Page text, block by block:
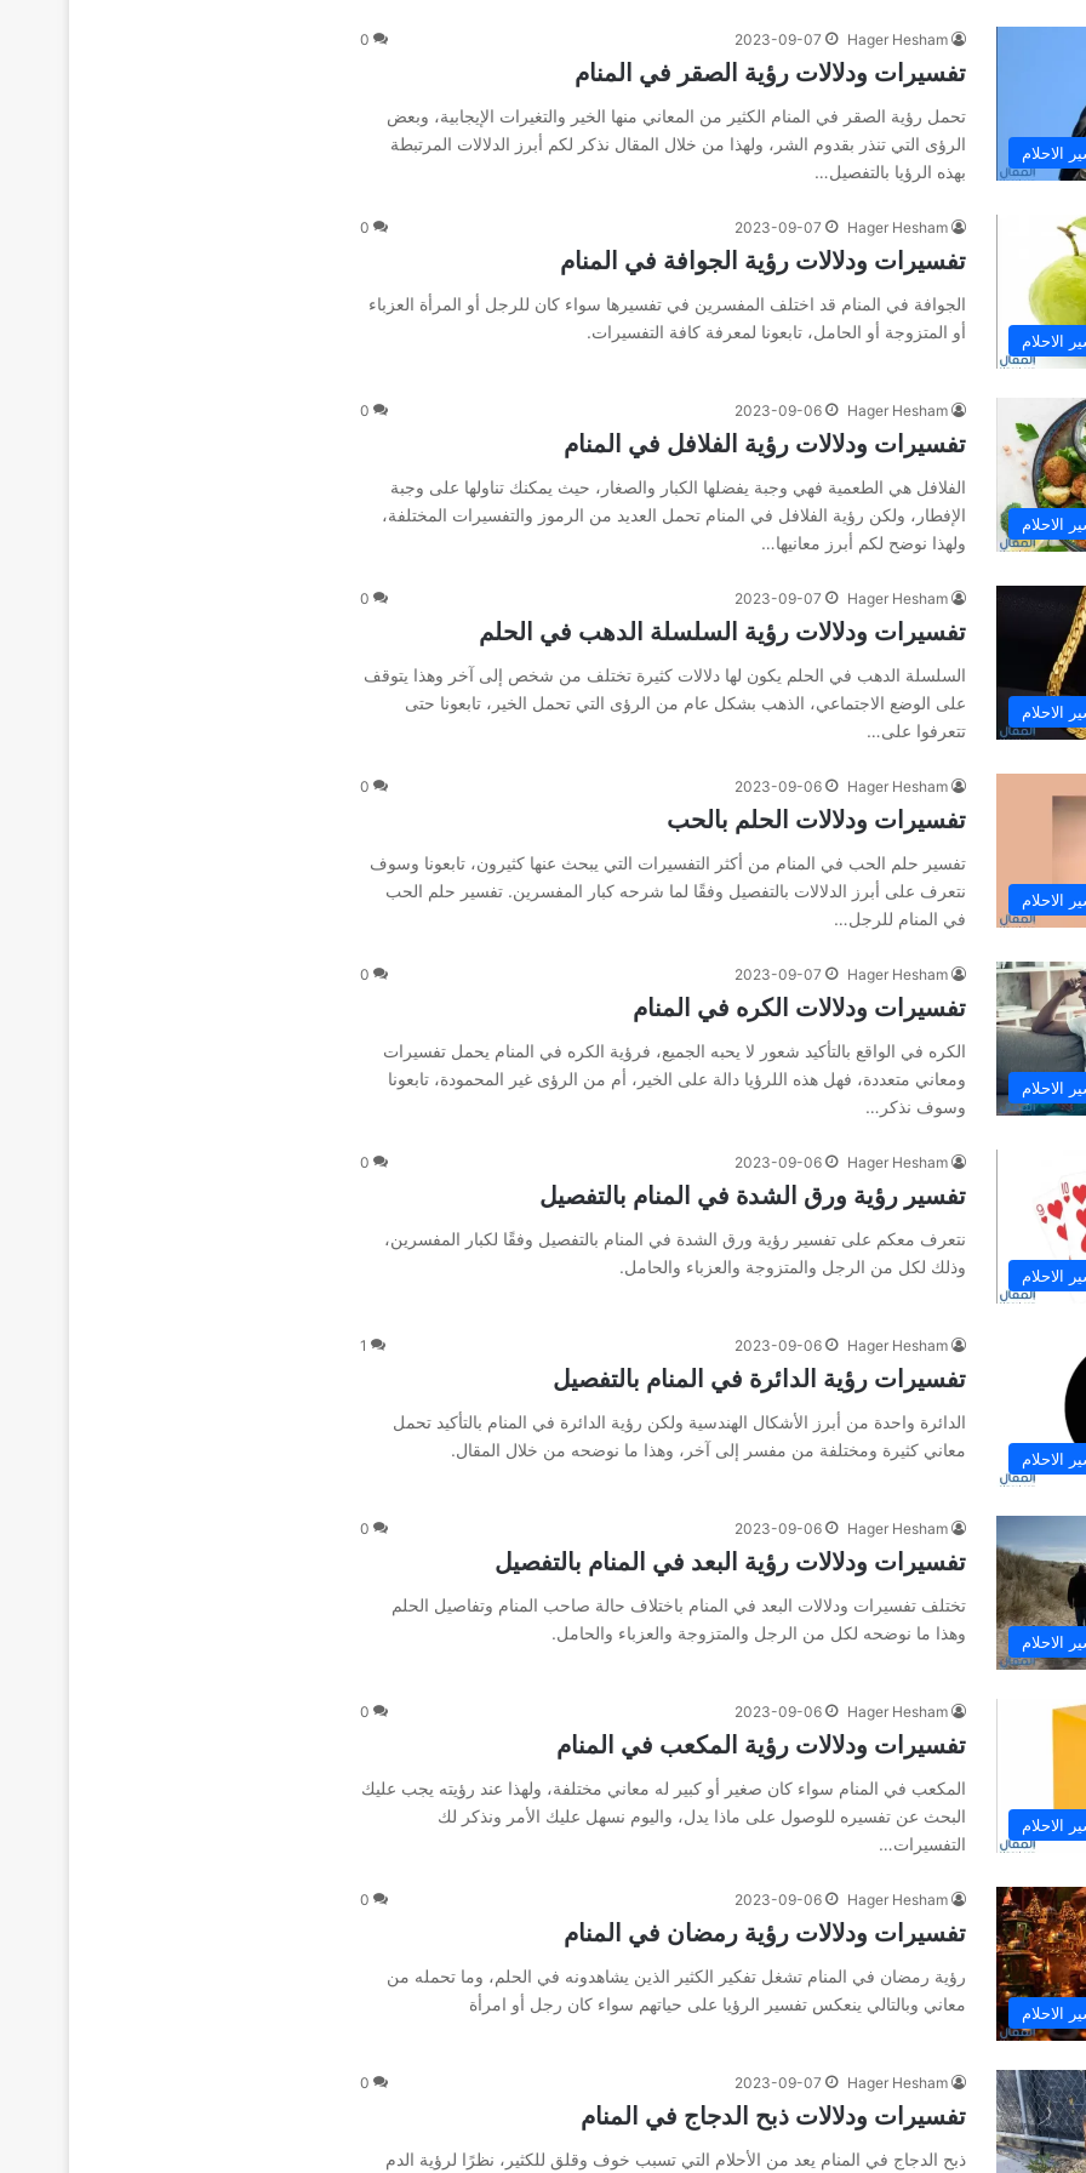
الاحلام
Hager Hesham
2023-09-07
0
تفسيرات ودلالات رؤية الصقر في المنام
تحمل رؤية الصقر في المنام الكثير من المعاني منها الخير والتغيرات الإيجابية، وبعض
الرؤى التي تنذر بقدوم الشر، ولهذا من خلال المقال نذكر لكم أبرز الدلالات المرتبطة
بهذه الرؤيا بالتفصيل…
الاحلام
Hager Hesham
2023-09-07
0
تفسيرات ودلالات رؤية الجوافة في المنام
الجوافة في المنام قد اختلف المفسرين في تفسيرها سواء كان للرجل أو المرأة العزباء
أو المتزوجة أو الحامل، تابعونا لمعرفة كافة التفسيرات.
الاحلام
Hager Hesham
2023-09-06
0
تفسيرات ودلالات رؤية الفلافل في المنام
الفلافل هي الطعمية فهي وجبة يفضلها الكبار والصغار، حيث يمكنك تناولها على وجبة
الإفطار، ولكن رؤية الفلافل في المنام تحمل العديد من الرموز والتفسيرات المختلفة،
ولهذا نوضح لكم أبرز معانيها…
الاحلام
Hager Hesham
2023-09-07
0
تفسيرات ودلالات رؤية السلسلة الدهب في الحلم
السلسلة الدهب في الحلم يكون لها دلالات كثيرة تختلف من شخص إلى آخر وهذا يتوقف
على الوضع الاجتماعي، الذهب بشكل عام من الرؤى التي تحمل الخير، تابعونا حتى
تتعرفوا على…
الاحلام
Hager Hesham
2023-09-06
0
تفسيرات ودلالات الحلم بالحب
تفسير حلم الحب في المنام من أكثر التفسيرات التي يبحث عنها كثيرون، تابعونا وسوف
نتعرف على أبرز الدلالات بالتفصيل وفقًا لما شرحه كبار المفسرين. تفسير حلم الحب
في المنام للرجل…
الاحلام
Hager Hesham
2023-09-07
0
تفسيرات ودلالات الكره في المنام
الكره في الواقع بالتأكيد شعور لا يحبه الجميع، فرؤية الكره في المنام يحمل تفسيرات
ومعاني متعددة، فهل هذه اللرؤيا دالة على الخير، أم من الرؤى غير المحمودة، تابعونا
وسوف نذكر…
الاحلام
Hager Hesham
2023-09-06
0
تفسير رؤية ورق الشدة في المنام بالتفصيل
نتعرف معكم على تفسير رؤية ورق الشدة في المنام بالتفصيل وفقًا لكبار المفسرين،
وذلك لكل من الرجل والمتزوجة والعزباء والحامل.
الاحلام
Hager Hesham
2023-09-06
1
تفسيرات رؤية الدائرة في المنام بالتفصيل
الدائرة واحدة من أبرز الأشكال الهندسية ولكن رؤية الدائرة في المنام بالتأكيد تحمل
معاني كثيرة ومختلفة من مفسر إلى آخر، وهذا ما نوضحه من خلال المقال.
الاحلام
Hager Hesham
2023-09-06
0
تفسيرات ودلالات رؤية البعد في المنام بالتفصيل
تختلف تفسيرات ودلالات البعد في المنام باختلاف حالة صاحب المنام وتفاصيل الحلم
وهذا ما نوضحه لكل من الرجل والمتزوجة والعزباء والحامل.
الاحلام
Hager Hesham
2023-09-06
0
تفسيرات ودلالات رؤية المكعب في المنام
المكعب في المنام سواء كان صغير أو كبير له معاني مختلفة، ولهذا عند رؤيته يجب عليك
البحث عن تفسيره للوصول على ماذا يدل، واليوم نسهل عليك الأمر ونذكر لك
التفسيرات…
الاحلام
Hager Hesham
2023-09-06
0
تفسيرات ودلالات رؤية رمضان في المنام
رؤية رمضان في المنام تشغل تفكير الكثير الذين يشاهدونه في الحلم، وما تحمله من
معاني وبالتالي ينعكس تفسير الرؤيا على حياتهم سواء كان رجل أو امرأة
Hager Hesham
2023-09-07
0
تفسيرات ودلالات ذبح الدجاج في المنام
ذبح الدجاج في المنام يعد من الأحلام التي تسبب خوف وقلق للكثير، نظرًا لرؤية الدم